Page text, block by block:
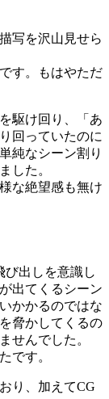
写を沢山見せら
す。もはやただ
駆け回り、「あ
回っていたのに
純なシーン割り
した。
な絶望感も無け
び出しを意識し
出てくるシーン
かかるのではな
脅かしてくるの
せんでした。
です。
り、加えてCG